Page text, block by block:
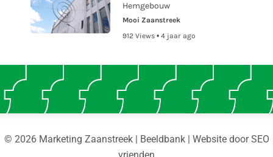
Hemgebouw
Mooi Zaanstreek
912 Views • 4 jaar ago
© 2026 Marketing Zaanstreek | Beeldbank | Website doorSEO